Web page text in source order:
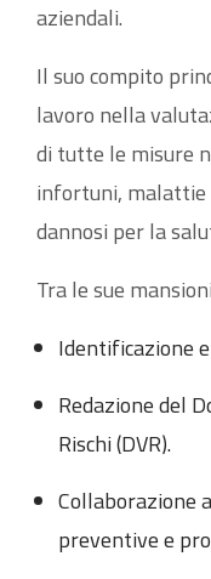
aziendali.
Il suo compito
lavoro nella
di tutte le misure
infortuni,
dannosi per la
Tra le sue
Identificazione
Redazione del
Rischi (DVR).
Collaborazione
preventive e